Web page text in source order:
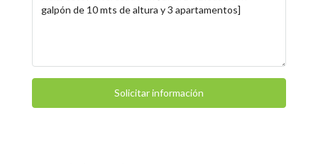
Solicitar información